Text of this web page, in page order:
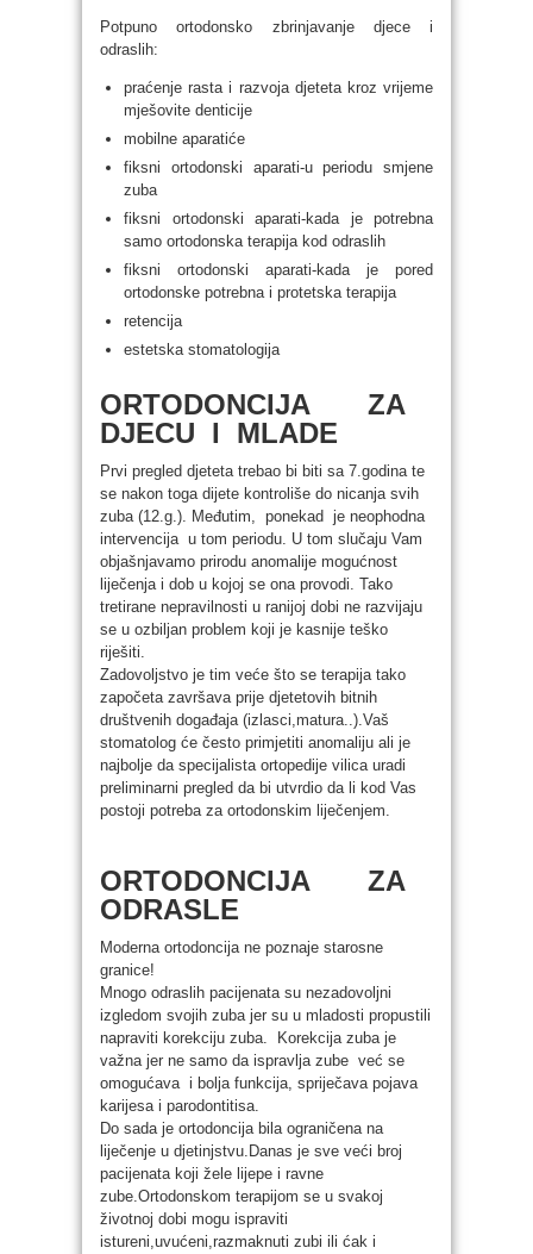
Potpuno ortodonsko zbrinjavanje djece i
odraslih:
praćenje rasta i razvoja djeteta kroz vrijeme
mješovite denticije
mobilne aparatiće
fiksni ortodonski aparati-u periodu smjene
zuba
fiksni ortodonski aparati-kada je potrebna
samo ortodonska terapija kod odraslih
fiksni ortodonski aparati-kada je pored
ortodonske potrebna i protetska terapija
retencija
estetska stomatologija
ORTODONCIJA ZA
DJECU I MLADE
Prvi pregled djeteta trebao bi biti sa 7.godina te
se nakon toga dijete kontroliše do nicanja svih
zuba (12.g.). Međutim, ponekad je neophodna
intervencija u tom periodu. U tom slučaju Vam
objašnjavamo prirodu anomalije mogućnost
liječenja i dob u kojoj se ona provodi. Tako
tretirane nepravilnosti u ranijoj dobi ne razvijaju
se u ozbiljan problem koji je kasnije teško
riješiti.
Zadovoljstvo je tim veće što se terapija tako
započeta završava prije djetetovih bitnih
društvenih događaja (izlasci,matura..).Vaš
stomatolog će često primjetiti anomaliju ali je
najbolje da specijalista ortopedije vilica uradi
preliminarni pregled da bi utvrdio da li kod Vas
postoji potreba za ortodonskim liječenjem.
ORTODONCIJA ZA
ODRASLE
Moderna ortodoncija ne poznaje starosne
granice!
Mnogo odraslih pacijenata su nezadovoljni
izgledom svojih zuba jer su u mladosti propustili
napraviti korekciju zuba. Korekcija zuba je
važna jer ne samo da ispravlja zube već se
omogućava i bolja funkcija, spriječava pojava
karijesa i parodontitisa.
Do sada je ortodoncija bila ograničena na
liječenje u djetinjstvu.Danas je sve veći broj
pacijenata koji žele lijepe i ravne
zube.Ortodonskom terapijom se u svakoj
životnoj dobi mogu ispraviti
istureni,uvućeni,razmaknuti zubi ili ćak i